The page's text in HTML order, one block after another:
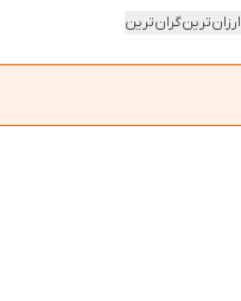
ارزان‌ترینگران‌ترین